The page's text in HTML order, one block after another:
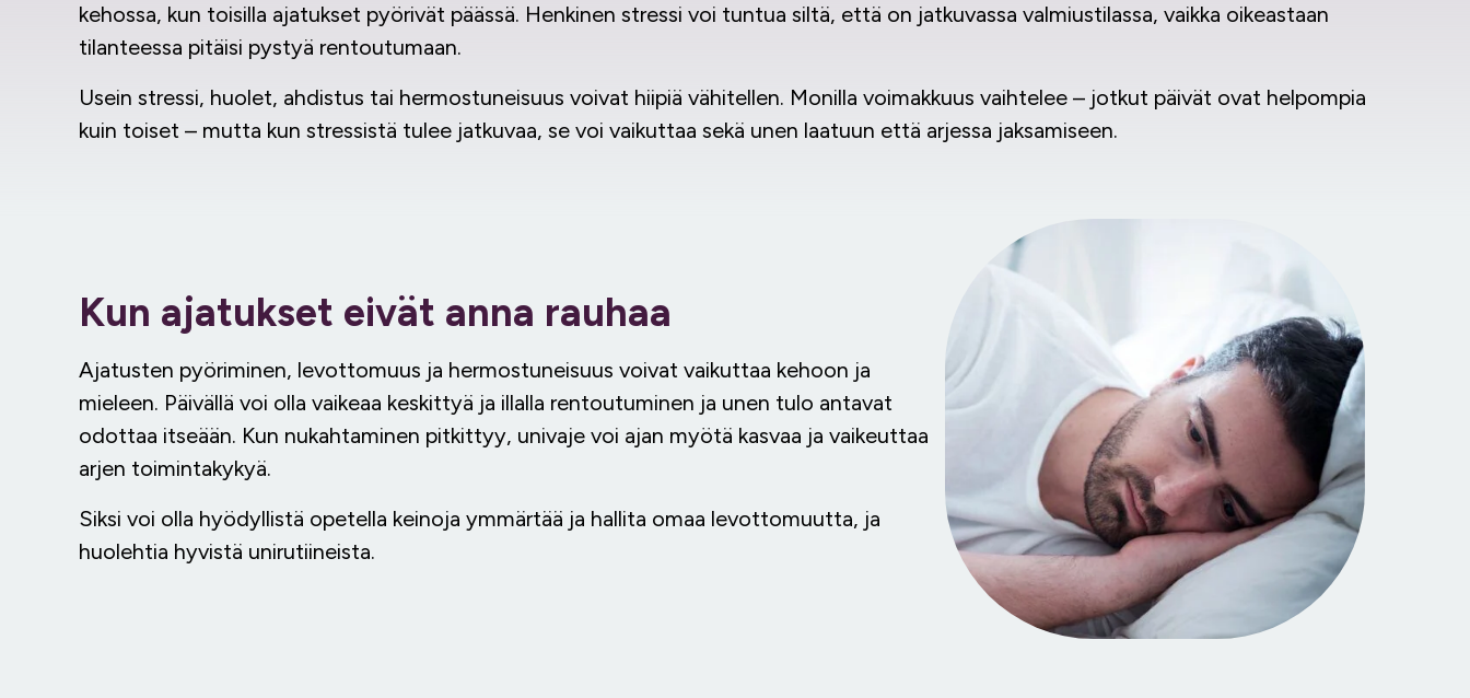
kehossa, kun toisilla ajatukset pyörivät päässä. Henkinen stressi voi tuntua siltä, että on jatkuvassa valmiustilassa, vaikka oikeastaan
tilanteessa pitäisi pystyä rentoutumaan.
Usein stressi, huolet, ahdistus tai hermostuneisuus voivat hiipiä vähitellen. Monilla voimakkuus vaihtelee – jotkut päivät ovat helpompia
kuin toiset – mutta kun stressistä tulee jatkuvaa, se voi vaikuttaa sekä unen laatuun että arjessa jaksamiseen.
Kun ajatukset eivät anna rauhaa
Ajatusten pyöriminen, levottomuus ja hermostuneisuus voivat vaikuttaa kehoon ja
mieleen. Päivällä voi olla vaikeaa keskittyä ja illalla rentoutuminen ja unen tulo antavat
odottaa itseään. Kun nukahtaminen pitkittyy, univaje voi ajan myötä kasvaa ja vaikeuttaa
arjen toimintakykyä.
Siksi voi olla hyödyllistä opetella keinoja ymmärtää ja hallita omaa levottomuutta, ja
huolehtia hyvistä unirutiineista.